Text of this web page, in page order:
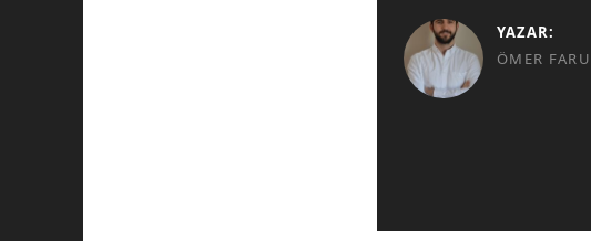
YAZAR:
ÖMER